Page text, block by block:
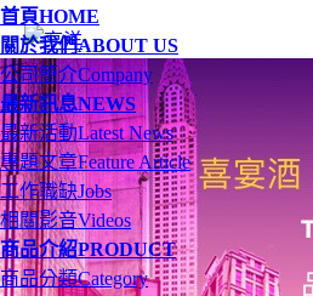
首頁HOME
關於我們ABOUT US
公司簡介Company
最新訊息NEWS
最新活動Latest News
專題文章Feature Article
工作職缺Jobs
相關影音Videos
商品介紹PRODUCT
商品分類Category